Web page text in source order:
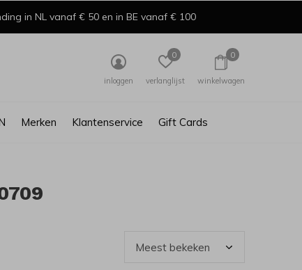
Merken Klantenservice Gift Cards
inloggen verlanglijst
0
winkelwagen
0
in NL vanaf € 50 en in BE vanaf € 100